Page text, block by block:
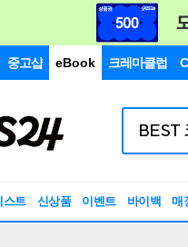
중고샵 eBook 크레마클럽
스트 신상품 이벤트 바이백 매